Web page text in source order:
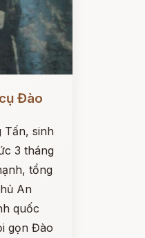
Đào
Tấn, sinh
3 tháng
tổng
An
quốc
gọn Đào